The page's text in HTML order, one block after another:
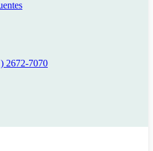
2672-7070